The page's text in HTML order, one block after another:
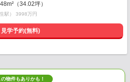
（34.02坪）
駅） 3998万円
見学予約(無料)
の物件もありかも！